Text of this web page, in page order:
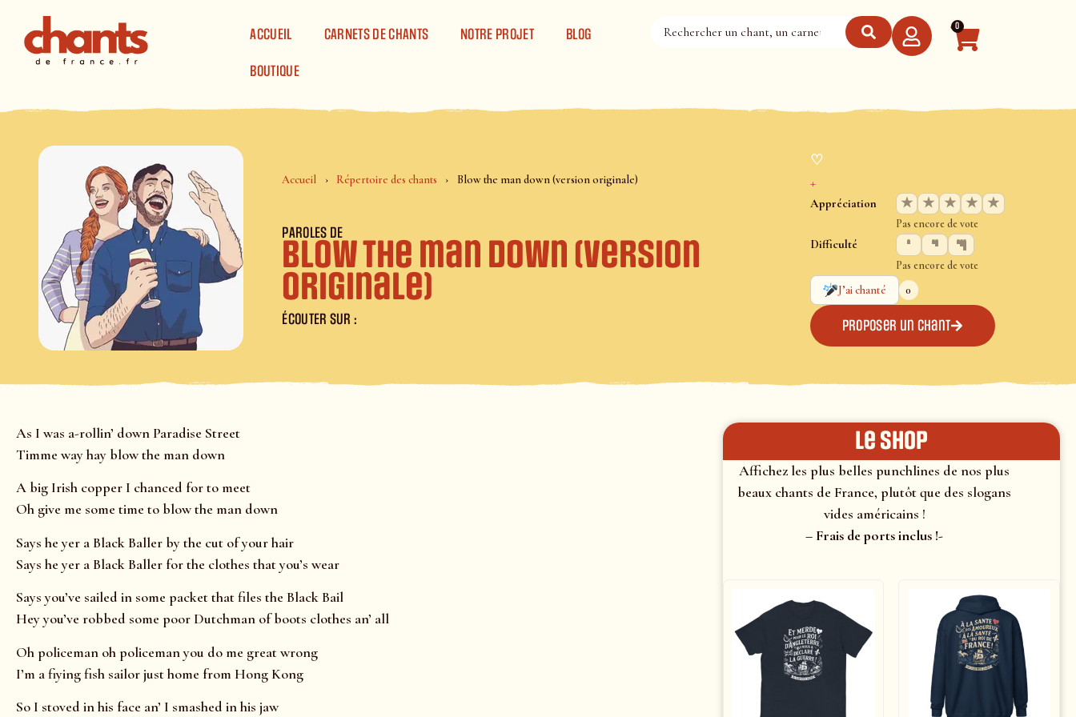
ACCUEIL
CARNETS DE CHANTS NOTRE PROJET BLOG
BOUTIQUE
0
Accueil Répertoire des chants Blow the man down (version originale)
PAROLES DE
Blow the man down (version
originale)
ÉCOUTER SUR :
♡
+
Appréciation ★ ★ ★ ★ ★
Pas encore de vote
Difficulté
Pas encore de vote
J’ai chanté
0
Proposer un chant
As I was a-rollin’ down Paradise Street
Timme way hay blow the man down
A big Irish copper I chanced for to meet
Oh give me some time to blow the man down
Says he yer a Black Baller by the cut of your hair
Says he yer a Black Baller for the clothes that you’s wear
Says you’ve sailed in some packet that files the Black Bail
Hey you’ve robbed some poor Dutchman of boots clothes an’ all
Oh policeman oh policeman you do me great wrong
I’m a fiying fish sailor just home from Hong Kong
So I stoved in his face an’ I smashed in his jaw
le shop
Affichez les plus belles punchlines de nos plus
beaux chants de France, plutôt que des slogans
vides américains !
– Frais de ports inclus !-